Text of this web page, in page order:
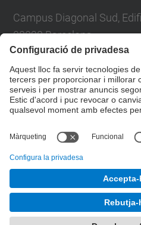
Campus Diagonal Sud,
08028 Barcelona
E-mail :
Formulari de contacte
Junta PAS Funcionari
Desenvolupat amb